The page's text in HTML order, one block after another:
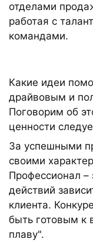
отделами
работая с
командами.
Какие идеи
драйвовым и
Поговорим об
ценности
За успешными
своими
Профессионал –
действий
клиента.
быть готовым к
плаву".